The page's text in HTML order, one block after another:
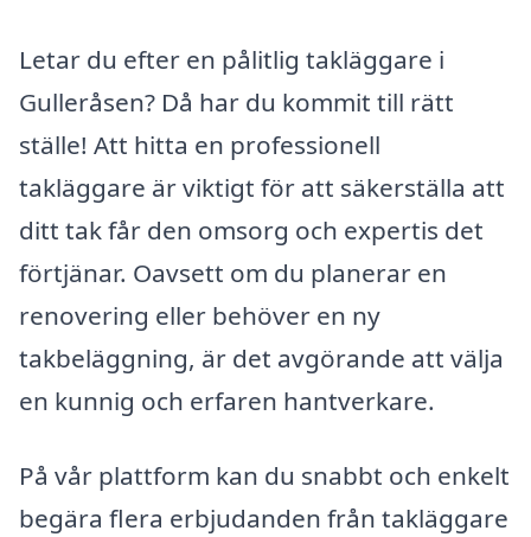
Letar du efter en pålitlig takläggare i
Gulleråsen? Då har du kommit till rätt
ställe! Att hitta en professionell
takläggare är viktigt för att säkerställa att
ditt tak får den omsorg och expertis det
förtjänar. Oavsett om du planerar en
renovering eller behöver en ny
takbeläggning, är det avgörande att välja
en kunnig och erfaren hantverkare.
På vår plattform kan du snabbt och enkelt
begära flera erbjudanden från takläggare